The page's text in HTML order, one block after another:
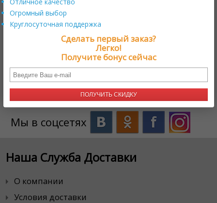
Нужна помощь? +17579800222
Онлайн поддержка
Мы в соцсетях
Наша Служба Доставки
О компании
Условия доставки
Огромный выбор
Круглосуточная поддержка
Сделать первый заказ?
Легко!
Получите бонус сейчас
ПОЛУЧИТЬ СКИДКУ